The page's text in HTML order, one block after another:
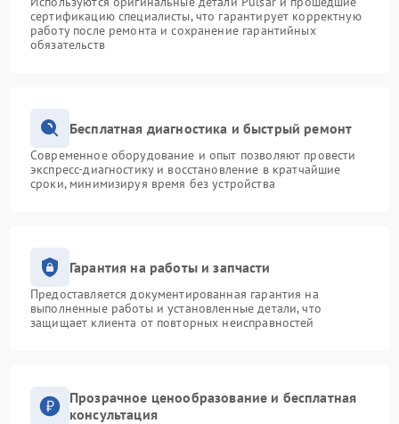
сертификацию специалисты, что гарантирует корректную
работу после ремонта и сохранение гарантийных
обязательств
Бесплатная диагностика и быстрый ремонт
Современное оборудование и опыт позволяют провести
экспресс-диагностику и восстановление в кратчайшие
сроки, минимизируя время без устройства
Гарантия на работы и запчасти
Предоставляется документированная гарантия на
выполненные работы и установленные детали, что
защищает клиента от повторных неисправностей
Прозрачное ценообразование и бесплатная
консультация